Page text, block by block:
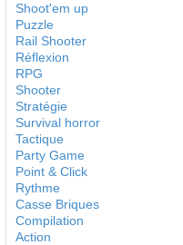
Shoot'em up
Puzzle
Rail Shooter
Réflexion
RPG
Shooter
Stratégie
Survival horror
Tactique
Party Game
Point & Click
Rythme
Casse Briques
Compilation
Action